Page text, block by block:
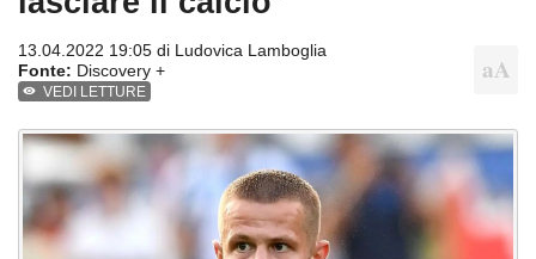
13.04.2022 19:05 di Ludovica Lamboglia
Fonte: Discovery +
VEDI LETTURE